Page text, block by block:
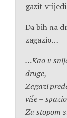
gazit vrijedi
Da bih na
zagazio…
…Kao u
druge,
Zagazi
više – spazio
Za stopom